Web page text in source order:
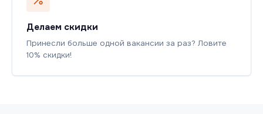
Делаем скидки
Принесли больше одной вакансии за раз? Ловите
10% скидки!